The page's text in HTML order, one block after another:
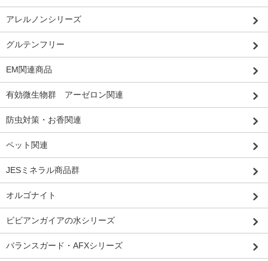
アレルノンシリーズ
グルテンフリー
EM関連商品
有効微生物群 アーゼロン関連
防虫対策・お香関連
ペット関連
JESミネラル商品群
オルゴナイト
ビビアンガイアの水シリーズ
バランスガード・AFXシリーズ